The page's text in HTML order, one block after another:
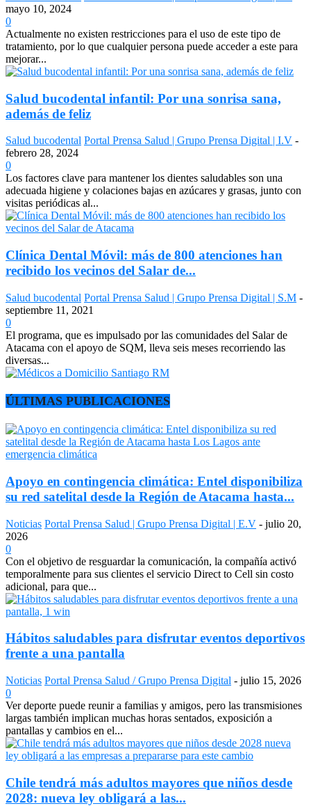
mayo 10, 2024
0
Actualmente no existen restricciones para el uso de este tipo de
tratamiento, por lo que cualquier persona puede acceder a este para
mejorar...
Salud bucodental infantil: Por una sonrisa sana,
además de feliz
Salud bucodental Portal Prensa Salud | Grupo Prensa Digital | I.V -
febrero 28, 2024
0
Los factores clave para mantener los dientes saludables son una
adecuada higiene y colaciones bajas en azúcares y grasas, junto con
visitas periódicas al...
Clínica Dental Móvil: más de 800 atenciones han
recibido los vecinos del Salar de...
Salud bucodental Portal Prensa Salud | Grupo Prensa Digital | S.M -
septiembre 11, 2021
0
El programa, que es impulsado por las comunidades del Salar de
Atacama con el apoyo de SQM, lleva seis meses recorriendo las
diversas...
ÚLTIMAS PUBLICACIONES
Apoyo en contingencia climática: Entel disponibiliza
su red satelital desde la Región de Atacama hasta...
Noticias Portal Prensa Salud | Grupo Prensa Digital | E.V - julio 20,
2026
0
Con el objetivo de resguardar la comunicación, la compañía activó
temporalmente para sus clientes el servicio Direct to Cell sin costo
adicional, para que...
Hábitos saludables para disfrutar eventos deportivos
frente a una pantalla
Noticias Portal Prensa Salud / Grupo Prensa Digital - julio 15, 2026
0
Ver deporte puede reunir a familias y amigos, pero las transmisiones
largas también implican muchas horas sentados, exposición a
pantallas y cambios en el...
Chile tendrá más adultos mayores que niños desde
2028: nueva ley obligará a las...